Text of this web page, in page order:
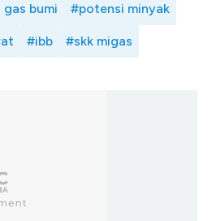
bumi #potensi minyak
#ibb #skk migas